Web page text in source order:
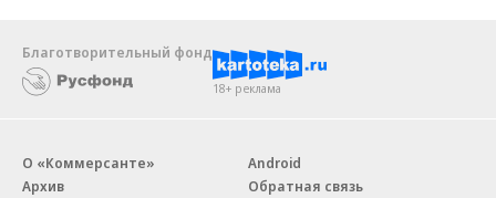
Благотворительный фонд
18+ реклама
О «Коммерсанте»
Архив
Android
Обратная связь